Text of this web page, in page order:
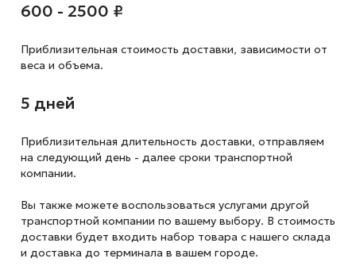
600 - 2500 ₽
Приблизительная стоимость доставки, зависимости от
веса и объема.
5 дней
Приблизительная длительность доставки, отправляем
на следующий день - далее сроки транспортной
компании.
Вы также можете воспользоваться услугами другой
транспортной компании по вашему выбору. В стоимость
доставки будет входить набор товара с нашего склада
и доставка до терминала в вашем городе.